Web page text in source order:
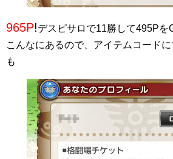
965P!デスピサロで11勝して495Pを
こんなにあるので、アイテムコード
も